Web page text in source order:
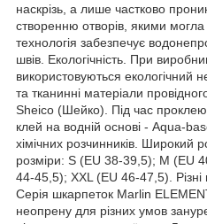
наскрізь, а лише частково
створенню отворів, якими
технологія забезпечує
швів. Екологічність. При
використовуються
та тканинні матеріали
Sheico (Шейко). Під час
клей на водній основі - Aqua-
хімічних розчинників. Широкий
розміри: S (EU 38-39,5); M (EU
44-45,5); XXL (EU 46-47,5).
Серія шкарпеток Marlin
неопрену для різних умов